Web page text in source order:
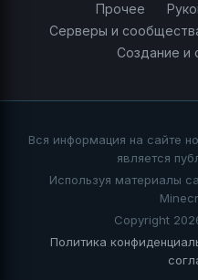
Прочее
Серверы и
Создание и
Вся информация на сайте
является
Используя материалы
Copyright
Политика